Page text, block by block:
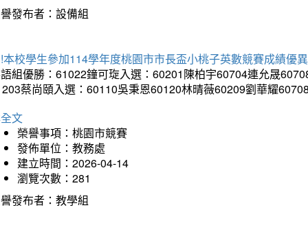
發布者：設備組
本校學生參加114學年度桃園市市長盃小桃子英數競賽成績優
組優勝：61022鐘可琁入選：60201陳柏宇60704連允晟
蔡尚頤入選：60110吳秉恩60120林晴薇60209劉華耀
文
榮譽事項：桃園市競賽
發佈單位：教務處
建立時間：2026-04-14
瀏覽次數：281
發布者：教學組